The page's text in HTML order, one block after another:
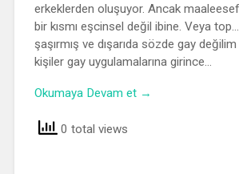
erkeklerden oluşuyor. Ancak
bir kısmı eşcinsel değil ibine. Veya top…
şaşırmış ve dışarıda sözde gay
kişiler gay uygulamalarına girince…
Okumaya Devam et →
0 total views